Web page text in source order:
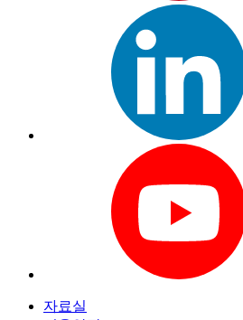
자료실